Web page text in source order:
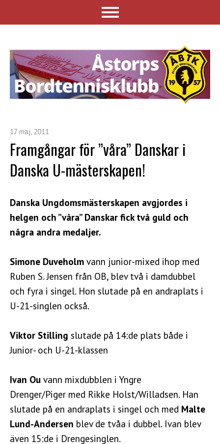
17 maj, 2011
Framgångar för ”våra” Danskar i
Danska U-mästerskapen!
Danska Ungdomsmästerskapen avgjordes i
helgen och ”våra” Danskar fick två guld och
några andra medaljer.
Simone Duveholm vann junior-mixed ihop med
Ruben S. Jensen från OB, blev två i damdubbel
och fyra i singel. Hon slutade på en andraplats i
U-21-singlen också.
Viktor Stilling slutade på 14:de plats både i
Junior- och U-21-klassen
Ivan Ou vann mixdubblen i Yngre
Drenger/Piger med Rikke Holst/Willadsen. Han
slutade på en andraplats i singel och med Malte
Lund-Andersen blev de tvåa i dubbel. Ivan blev
även 15:de i Drengesinglen.